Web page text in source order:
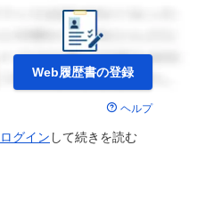
Web履歴書の登録
ヘルプ
ログイン して続きを読む